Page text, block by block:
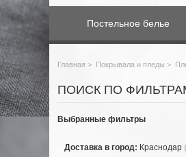
Постельное белье
Главная > Покрывала и пледы >
ПОИСК ПО
Выбранные фильтры
Доставка в город: Краснодар